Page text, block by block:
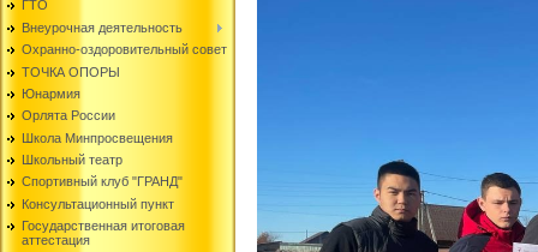
ГТО
Внеурочная деятельность
Охранно-оздоровительный совет
ТОЧКА ОПОРЫ
Юнармия
Орлята России
Школа Минпросвещения
Школьный театр
Спортивный клуб "ГРАНД"
Консультационный пункт
Государственная итоговая
аттестация